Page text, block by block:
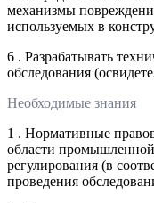
механизмы
используемых в
6 . Разрабатывать
обследования
Необходимые знания
1 . Нормативные
области промышленной
регулирования (в
проведения